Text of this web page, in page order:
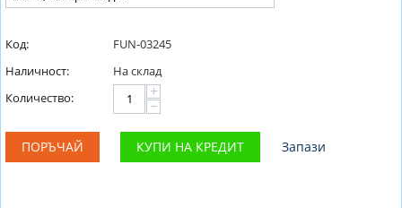
Код:
FUN-03245
Наличност:
На склад
Количество:
+
−
ПОРЪЧАЙ КУПИ НА КРЕДИТ Запази